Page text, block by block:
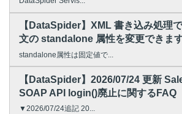
【DataSpider】XML 書き込み処理
文の standalone 属性を変更できま
standalone属性は固定値で...
【DataSpider】2026/07/24 更新
SOAP API login()廃止に関するFAQ
▼2026/07/24追記 20...